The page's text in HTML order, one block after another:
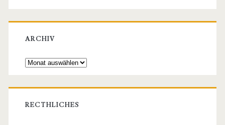
ARCHIV
Archiv
RECTHLICHES